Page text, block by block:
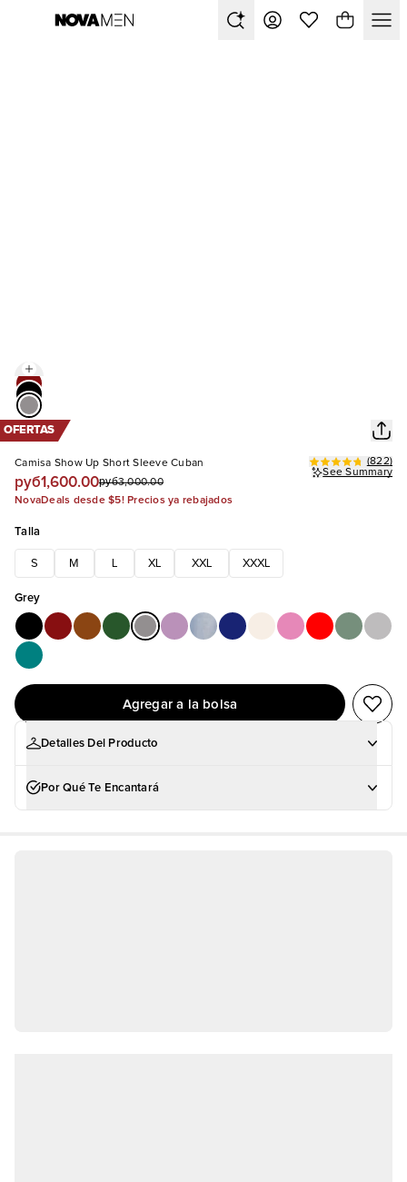
OFERTAS
Camisa Show Up Short Sleeve Cuban
руб1,600.00руб3,000.00
(822)
See Summary
NovaDeals desde $5! Precios ya rebajados
Talla
S M XL XXL XXXL
Grey
Agregar a la bolsa
Detalles Del Producto
Por Qué Te Encantará